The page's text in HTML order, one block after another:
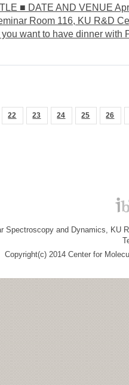
■ DATE AND VENUE
Room 116, KU R&D
you want to have dinner with
22 23 24 25 26
Spectroscopy and Dynamics, KU
Copyright(c) 2014 Center for